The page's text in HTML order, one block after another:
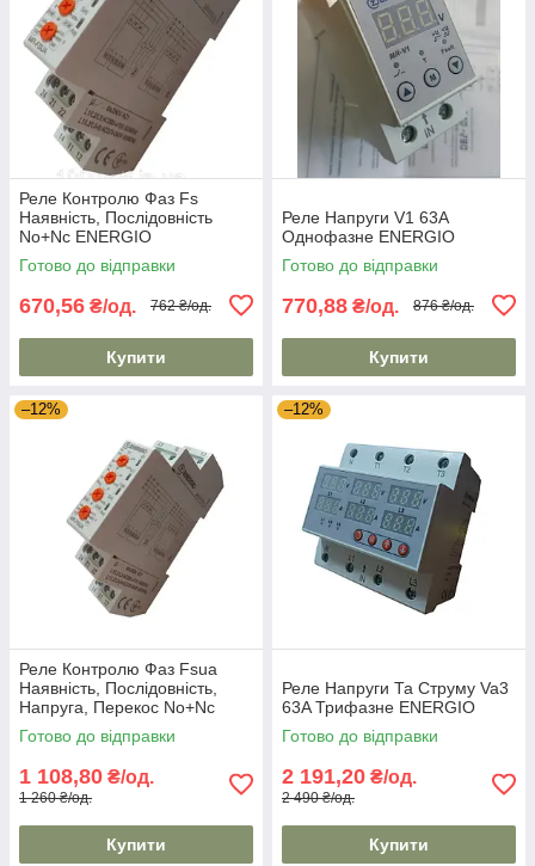
Реле Контролю Фаз Fs
Наявність, Послідовність
No+Nc ENERGIO
Готово до відправки
670,56 ₴/од. 762 ₴/од.
Купити
Реле Напруги V1 63A
Однофазне ENERGIO
Готово до відправки
770,88 ₴/од. 876 ₴/од.
Купити
–12%
Реле Контролю Фаз Fsua
Наявність, Послідовність,
Напруга, Перекос No+Nc
ENERGIO
Готово до відправки
1 108,80 ₴/од.
1 260 ₴/од.
Купити
–12%
Реле Напруги Та Струму Va3
63A Трифазне ENERGIO
Готово до відправки
2 191,20 ₴/од.
2 490 ₴/од.
Купити